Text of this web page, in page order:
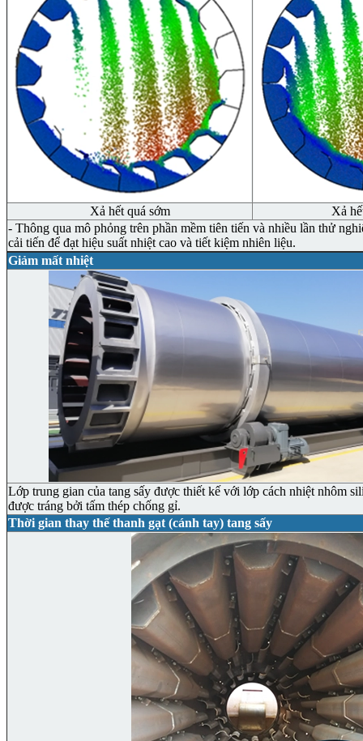
Xả hết quá sớm
Xả
- Thông qua mô phỏng trên phần mềm tiên tiến và nhiều lần thử
cải tiến để đạt hiệu suất nhiệt cao và tiết kiệm nhiên liệu.
Giảm mất nhiệt
Lớp trung gian của tang sấy được thiết kế với lớp cách nhiệt nhôm
được tráng bởi tấm thép chống gỉ.
Thời gian thay thế thanh gạt (cánh tay) tang sấy